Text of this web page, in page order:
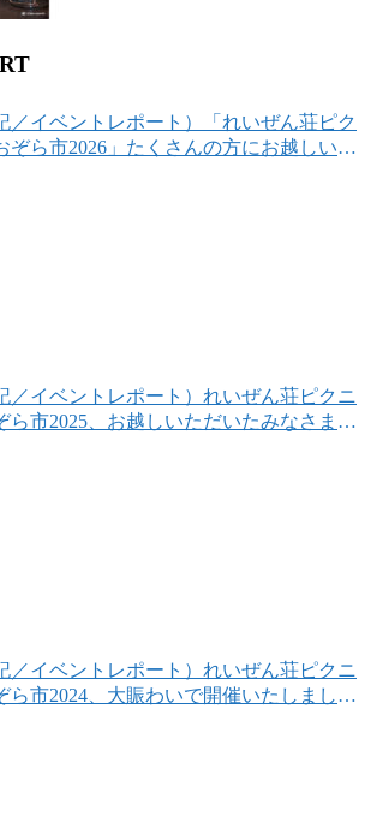
／イベントレポート）「れいぜん荘ピク
ぞら市2026」たくさんの方にお越しいた
／イベントレポート）れいぜん荘ピクニ
ら市2025、お越しいただいたみなさまあ
／イベントレポート）れいぜん荘ピクニ
ら市2024、大賑わいで開催いたしまし